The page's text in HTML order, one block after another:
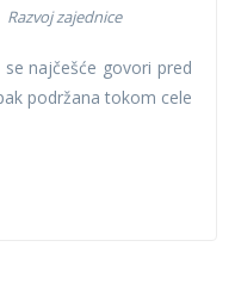
Razvoj zajednice
najčešće govori pred
podržana tokom cele